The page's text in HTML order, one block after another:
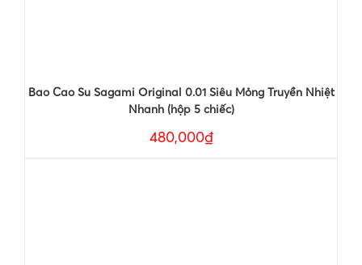
Bao Cao Su Sagami Original 0.01 Siêu Mỏng Truyền Nhiệt
Nhanh (hộp 5 chiếc)
480,000₫